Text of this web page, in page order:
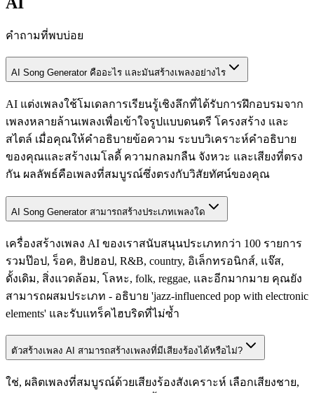
คำถามที่พบบ่อย
AI Song Generator คืออะไร และมันสร้างเพลงอย่างไร
AI แต่งเพลงใช้โมเดลการเรียนรู้เชิงลึกที่ได้รับการฝึกอบรมจาก
เพลงหลายล้านเพลงเพื่อเข้าใจรูปแบบดนตรี โครงสร้าง และ
สไตล์ เมื่อคุณให้คำอธิบายข้อความ ระบบวิเคราะห์คำอธิบาย
ของคุณและสร้างเมโลดี้ ความกลมกลืน จังหวะ และเสียงที่ตรง
กัน ผลลัพธ์คือเพลงที่สมบูรณ์ซึ่งตรงกับวิสัยทัศน์ของคุณ
AI Song Generator สามารถสร้างประเภทเพลงใด
เครื่องสร้างเพลง AI ของเราสนับสนุนประเภทกว่า 100 รายการ
รวมป๊อป, ร็อค, ฮิปฮอป, R&B, country, อิเล็กทรอนิกส์, แจ๊ส,
ดั้งเดิม, สิ่งแวดล้อม, โลหะ, folk, reggae, และอีกมากมาย คุณยัง
สามารถผสมประเภท - อธิบาย 'jazz-influenced pop with electronic
elements' และรับแทร็คไฮบริดที่ไม่ซ้ำ
ตัวสร้างเพลง AI สามารถสร้างเพลงที่มีเสียงร้องได้หรือไม่?
ใช่, ผลิตเพลงที่สมบูรณ์ด้วยเสียงร้องสังเคราะห์ เลือกเสียงชาย,